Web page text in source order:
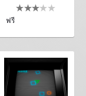
ฟรี